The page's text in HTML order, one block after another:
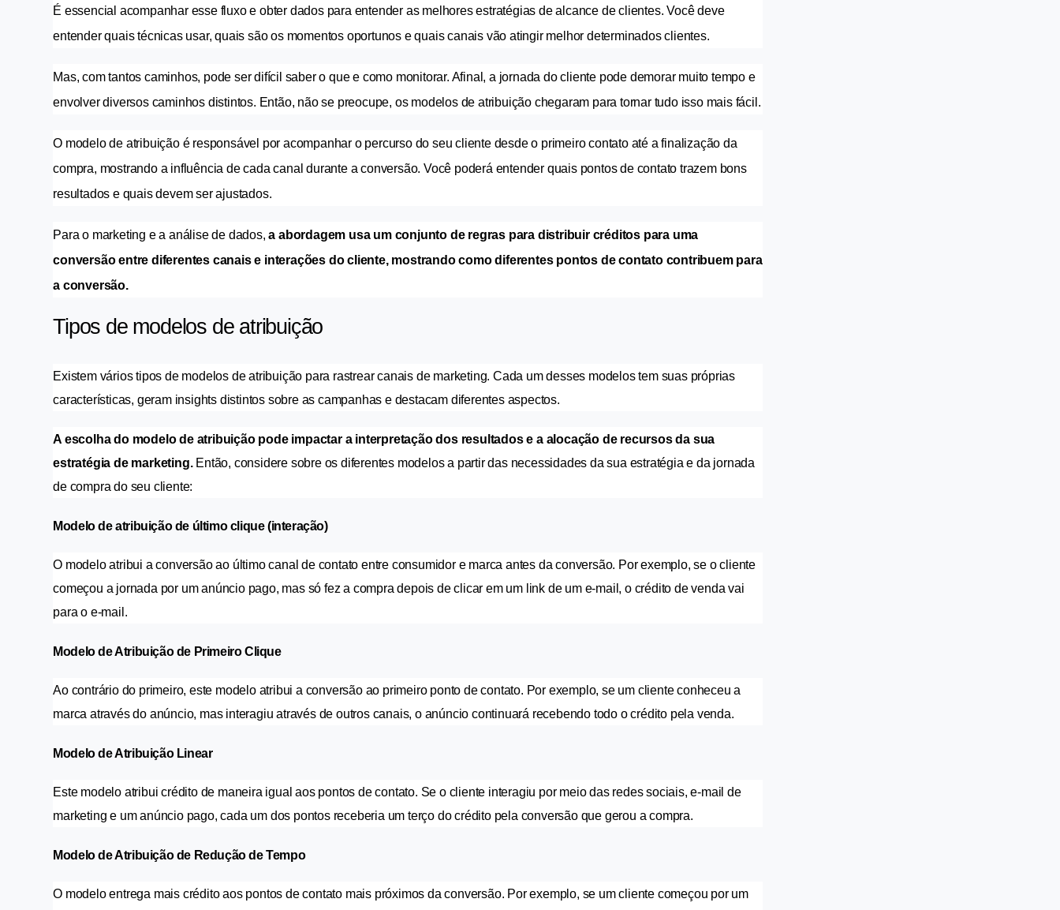
É essencial acompanhar esse fluxo e obter dados para entender as melhores estratégias de alcance de clientes. Você deve
entender quais técnicas usar, quais são os momentos oportunos e quais canais vão atingir melhor determinados clientes.
Mas, com tantos caminhos, pode ser difícil saber o que e como monitorar. Afinal, a jornada do cliente pode demorar muito tempo e
envolver diversos caminhos distintos. Então, não se preocupe, os modelos de atribuição chegaram para tornar tudo isso mais fácil.
O modelo de atribuição é responsável por acompanhar o percurso do seu cliente desde o primeiro contato até a finalização da
compra, mostrando a influência de cada canal durante a conversão. Você poderá entender quais pontos de contato trazem bons
resultados e quais devem ser ajustados.
Para o marketing e a análise de dados, a abordagem usa um conjunto de regras para distribuir créditos para uma
conversão entre diferentes canais e interações do cliente, mostrando como diferentes pontos de contato contribuem para
a conversão.
Tipos de modelos de atribuição
Existem vários tipos de modelos de atribuição para rastrear canais de marketing. Cada um desses modelos tem suas próprias
características, geram insights distintos sobre as campanhas e destacam diferentes aspectos.
A escolha do modelo de atribuição pode impactar a interpretação dos resultados e a alocação de recursos da sua
estratégia de marketing. Então, considere sobre os diferentes modelos a partir das necessidades da sua estratégia e da jornada
de compra do seu cliente:
Modelo de atribuição de último clique (interação)
O modelo atribui a conversão ao último canal de contato entre consumidor e marca antes da conversão. Por exemplo, se o cliente
começou a jornada por um anúncio pago, mas só fez a compra depois de clicar em um link de um e-mail, o crédito de venda vai
para o e-mail.
Modelo de Atribuição de Primeiro Clique
Ao contrário do primeiro, este modelo atribui a conversão ao primeiro ponto de contato. Por exemplo, se um cliente conheceu a
marca através do anúncio, mas interagiu através de outros canais, o anúncio continuará recebendo todo o crédito pela venda.
Modelo de Atribuição Linear
Este modelo atribui crédito de maneira igual aos pontos de contato. Se o cliente interagiu por meio das redes sociais, e-mail de
marketing e um anúncio pago, cada um dos pontos receberia um terço do crédito pela conversão que gerou a compra.
Modelo de Atribuição de Redução de Tempo
O modelo entrega mais crédito aos pontos de contato mais próximos da conversão. Por exemplo, se um cliente começou por um